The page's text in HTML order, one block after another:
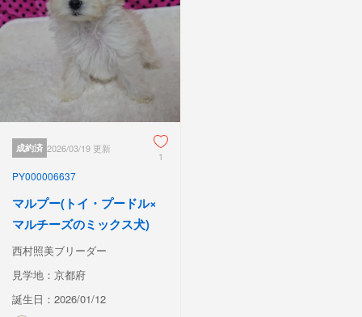
成約済 2026/03/19 更新
1
PY000006637
マルプー(トイ・プードル×
マルチーズのミックス犬)
西村照美ブリーダー
見学地：京都府
誕生日：2026/01/12